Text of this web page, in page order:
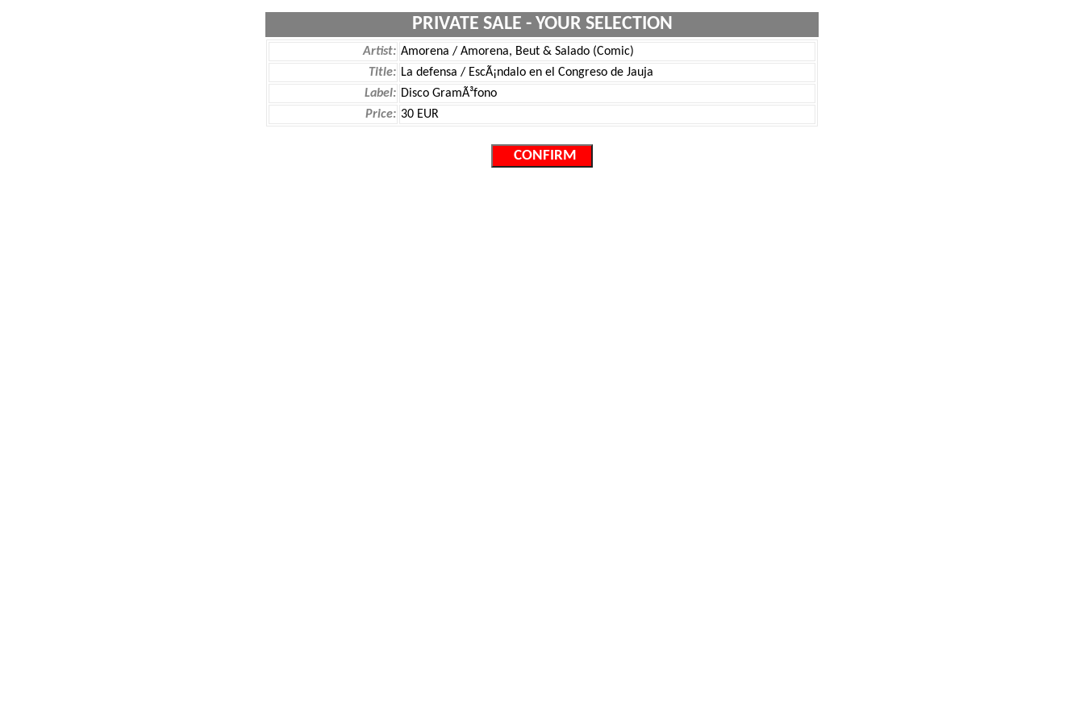
PRIVATE SALE - YOUR SELECTION
Artist: Amorena / Amorena, Beut & Salado (Comic)
Title: La defensa / EscÃ¡ndalo en el Congreso de Jauja
Label: Disco GramÃ³fono
Price: 30 EUR